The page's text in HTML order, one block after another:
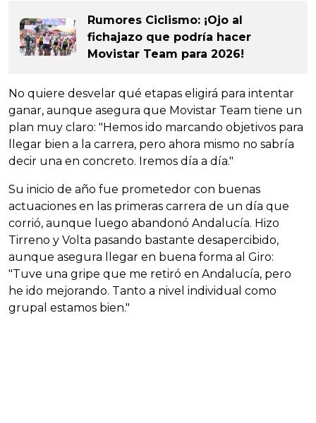
Rumores Ciclismo: ¡Ojo al
fichajazo que podría hacer
Movistar Team para 2026!
No quiere desvelar qué etapas eligirá para intentar
ganar, aunque asegura que Movistar Team tiene un
plan muy claro: "Hemos ido marcando objetivos para
llegar bien a la carrera, pero ahora mismo no sabría
decir una en concreto. Iremos día a día."
Su inicio de año fue prometedor con buenas
actuaciones en las primeras carrera de un día que
corrió, aunque luego abandonó Andalucía. Hizo
Tirreno y Volta pasando bastante desapercibido,
aunque asegura llegar en buena forma al Giro:
"Tuve una gripe que me retiró en Andalucía, pero
he ido mejorando. Tanto a nivel individual como
grupal estamos bien."